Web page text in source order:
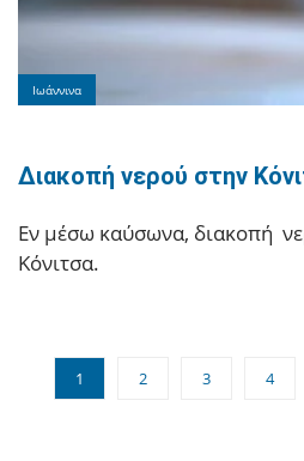
Ιωάννινα
Διακοπή νερού στην
Εν μέσω καύσωνα, διακοπή
Κόνιτσα.
1 2 3 4